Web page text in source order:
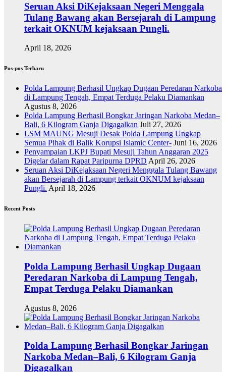
Seruan Aksi DiKejaksaan Negeri Menggala
Tulang Bawang akan Bersejarah di Lampung
terkait OKNUM kejaksaan Pungli.
April 18, 2026
Pos-pos Terbaru
Polda Lampung Berhasil Ungkap Dugaan Peredaran Narkoba
di Lampung Tengah, Empat Terduga Pelaku Diamankan
Agustus 8, 2026
Polda Lampung Berhasil Bongkar Jaringan Narkoba Medan–
Bali, 6 Kilogram Ganja Digagalkan Juli 27, 2026
LSM MAUNG Mesuji Desak Polda Lampung Ungkap
Semua Pihak di Balik Korupsi Islamic Center- Juni 16, 2026
Penyampaian LKPJ Bupati Mesuji Tahun Anggaran 2025
Digelar dalam Rapat Paripurna DPRD April 26, 2026
Seruan Aksi DiKejaksaan Negeri Menggala Tulang Bawang
akan Bersejarah di Lampung terkait OKNUM kejaksaan
Pungli. April 18, 2026
Recent Posts
Polda Lampung Berhasil Ungkap Dugaan
Peredaran Narkoba di Lampung Tengah,
Empat Terduga Pelaku Diamankan
Agustus 8, 2026
Polda Lampung Berhasil Bongkar Jaringan
Narkoba Medan–Bali, 6 Kilogram Ganja
Digagalkan